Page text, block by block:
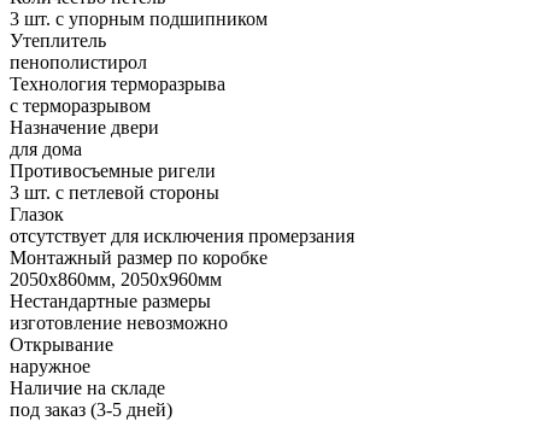
3 шт. с упорным подшипником
Утеплитель
пенополистирол
Технология терморазрыва
с терморазрывом
Назначение двери
для дома
Противосъемные ригели
3 шт. с петлевой стороны
Глазок
отсутствует для исключения промерзания
Монтажный размер по коробке
2050х860мм, 2050х960мм
Нестандартные размеры
изготовление невозможно
Открывание
наружное
Наличие на складе
под заказ (3-5 дней)